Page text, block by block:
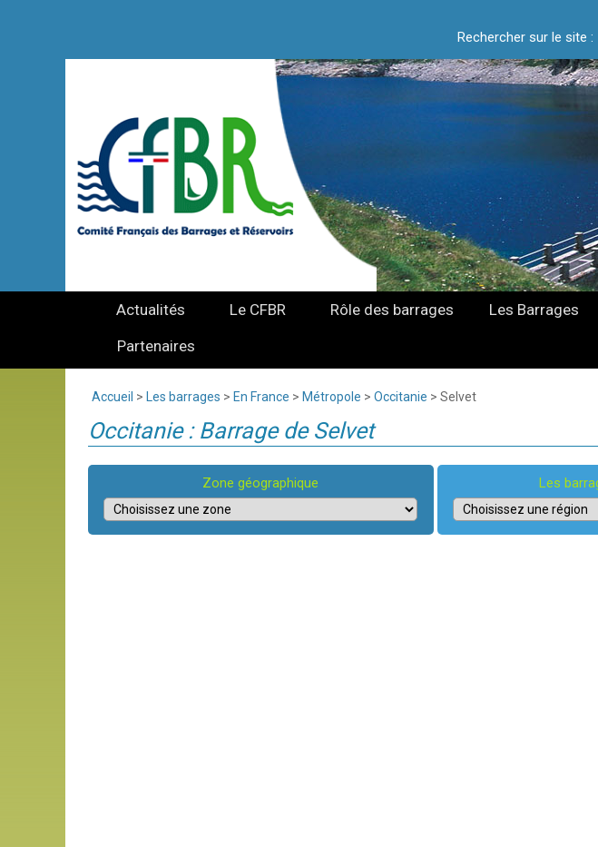
Rechercher sur le site :
Actualités Le CFBR Rôle des barrages Les Barrages
Partenaires
Accueil > Les barrages > En France > Métropole > Occitanie > Selvet
Occitanie : Barrage de Selvet
Zone géographique Les